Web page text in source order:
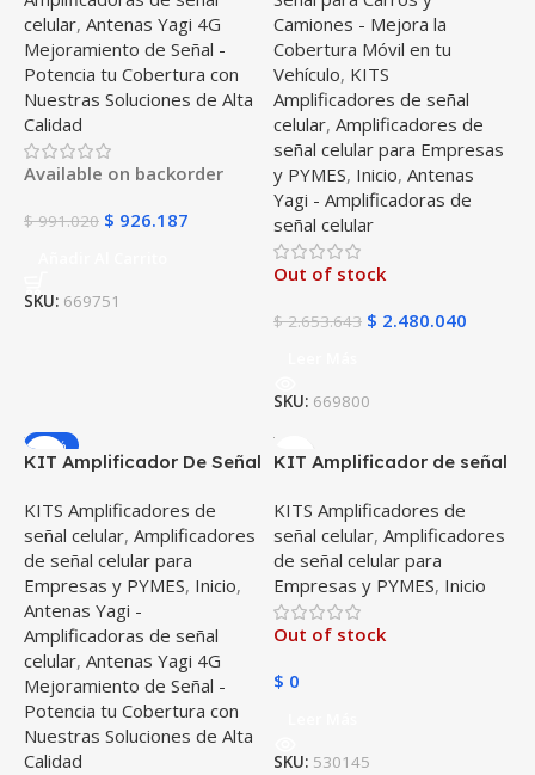
celular, Antenas Yagi 4G
Mejoramiento de Señal -
Potencia tu Cobertura con
Nuestras Soluciones de Alta
Calidad
Available on backorder
$991.020 $ 926.187
SKU: 669751
Camiones - Mejora la
Cobertura Móvil en tu
Vehículo, KITS
Amplificadores de señal
celular, Amplificadores de
señal celular para Empresas
y PYMES, Inicio, Antenas
Yagi - Amplificadoras de
señal celular
Out of stock
$2.653.643 $ 2.480.040
SKU: 669800
-43%
KIT Amplificador De Señal
Repetidor Redes 4GLTE
con antenas FULL BAND
700 – 2600 MHz
KITS Amplificadores de
señal celular, Amplificadores
de señal celular para
Empresas y PYMES, Inicio,
Antenas Yagi -
Amplificadoras de señal
celular, Antenas Yagi 4G
Mejoramiento de Señal -
Potencia tu Cobertura con
Nuestras Soluciones de Alta
Calidad
KIT Amplificador de señal
LATAM | Teléfono Celular
para 5G y 4G LTE Alta
cobertura zonas rurales
KITS Amplificadores de
señal celular, Amplificadores
de señal celular para
Empresas y PYMES, Inicio
Out of stock
$ 0
SKU: 530145